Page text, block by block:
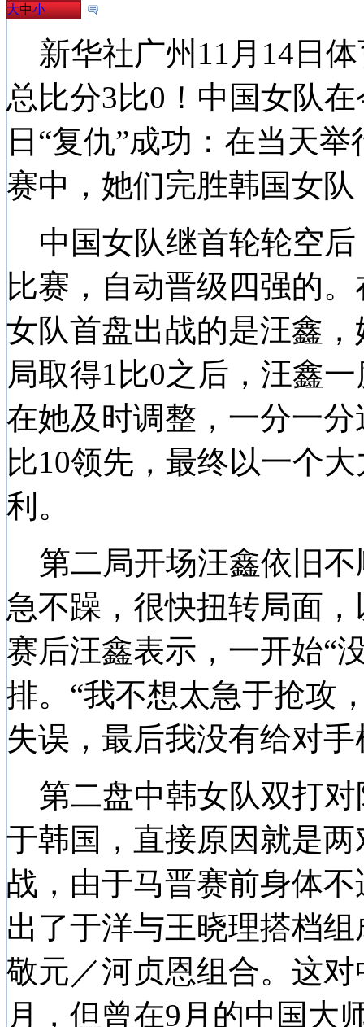
大中小
新华社广州11月14日
总比分3比0！中国女队
日“复仇”成功：在当天
赛中，她们完胜韩国女
中国女队继首轮轮空后
比赛，自动晋级四强的
女队首盘出战的是汪鑫
局取得1比0之后，汪鑫
在她及时调整，一分一
比10领先，最终以一个
利。
第二局开场汪鑫依旧不
急不躁，很快扭转局面
赛后汪鑫表示，一开始“
排。“我不想太急于抢攻
失误，最后我没有给对手
第二盘中韩女队双打对
于韩国，直接原因就是
战，由于马晋赛前身体
出了于洋与王晓理搭档
敬元／河贞恩组合。这
月，但曾在9月的中国大